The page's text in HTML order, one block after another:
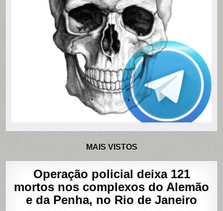
MAIS VISTOS
Operação policial deixa 121
mortos nos complexos do Alemão
e da Penha, no Rio de Janeiro